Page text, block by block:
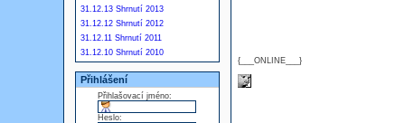
31.12.13 Shrnutí 2013
31.12.12 Shrnutí 2012
31.12.11 Shrnutí 2011
31.12.10 Shrnutí 2010
Přihlášení
Přihlašovací jméno:
Heslo:
{___ONLINE___}